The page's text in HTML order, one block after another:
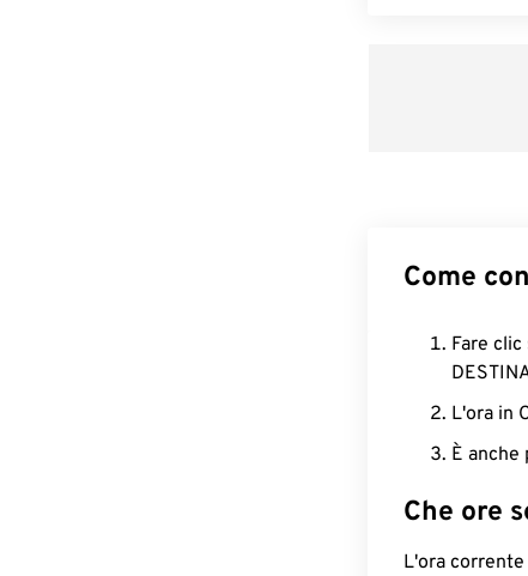
Come
Fare
L'ora in
È anche
Che ore
L'ora